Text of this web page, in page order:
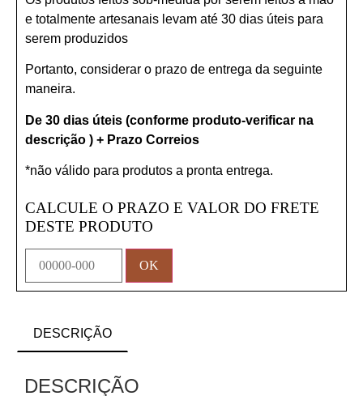
e totalmente artesanais levam até 30 dias úteis para
serem produzidos
Portanto, considerar o prazo de entrega da seguinte
maneira.
De 30 dias úteis (conforme produto-verificar na
descrição ) + Prazo Correios
*não válido para produtos a pronta entrega.
CALCULE O PRAZO E VALOR DO FRETE
DESTE PRODUTO
DESCRIÇÃO
DESCRIÇÃO